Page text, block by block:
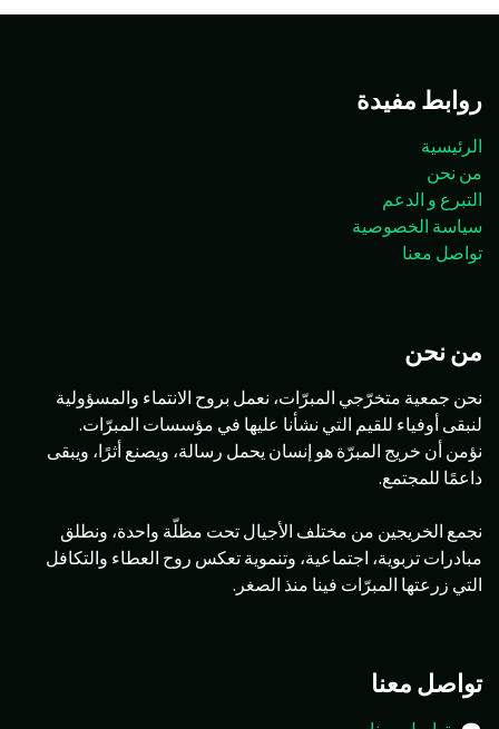
روابط مفيدة
الرئيسية
من نحن
التبرع و الدعم
سياسة الخصوصية
تواصل معنا
من نحن
نحن جمعية متخرّجي المبرّات، نعمل بروح الانتماء والمسؤولية
لنبقى أوفياء للقيم التي نشأنا عليها في مؤسسات المبرّات.
نؤمن أن خريج المبرّة هو إنسان يحمل رسالة، ويصنع أثرًا، ويبقى
داعمًا للمجتمع.
نجمع الخريجين من مختلف الأجيال تحت مظلّة واحدة، ونطلق
مبادرات تربوية، اجتماعية، وتنموية تعكس روح العطاء والتكافل
التي زرعتها المبرّات فينا منذ الصغر.
تواصل معنا